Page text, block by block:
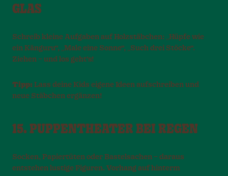
GLAS
Schreib kleine Aufgaben auf Holzstäbchen: „Hüpfe wie
ein Känguru“, „Male eine Sonne“, „Such drei Stöcke“.
Ziehen – und los geht’s!
Tipp: Lass deine Kids eigene Ideen aufschreiben und
neue Stäbchen ergänzen!
15. PUPPENTHEATER BEI REGEN
Socken, Papiertüten oder Bastelsachen – daraus
entstehen lustige Figuren. Vorhang auf hinterm